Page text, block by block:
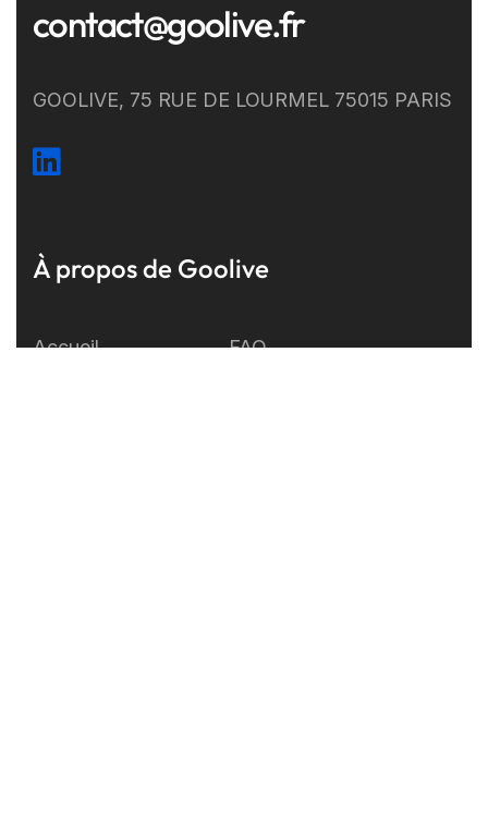
contact@goolive.fr
GOOLIVE, 75 RUE DE LOURMEL 75015 PARIS
À propos de Goolive
Accueil FAQ